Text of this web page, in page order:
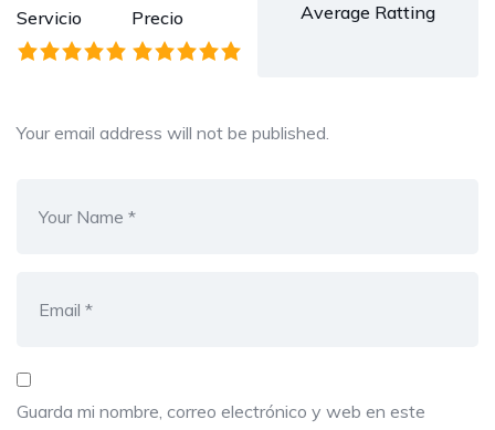
Servicio Precio Average Ratting
Your email address will not be published.
Guarda mi nombre, correo electrónico y web en este